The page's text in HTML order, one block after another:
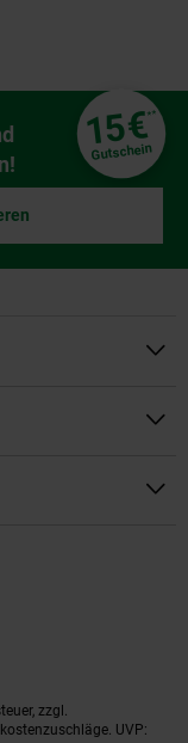
15€**
Gutschein
zzgl.
UVP: